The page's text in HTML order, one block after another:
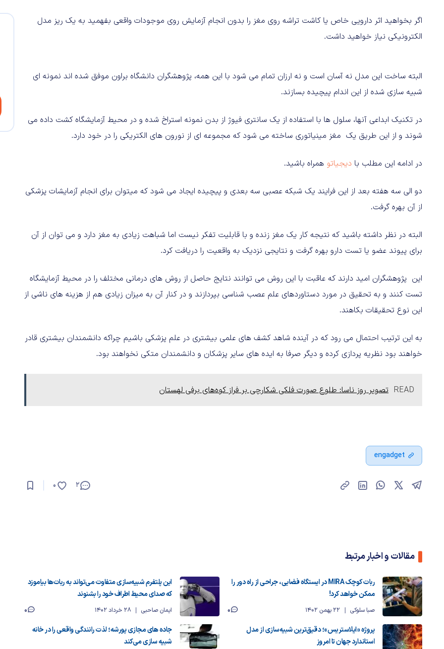
اگر بخواهید اثر دارویی خاص یا کاشت تراشه روی مغز را بدون انجام آزمایش روی موجودات واقعی بفهمید به یک ریز مدل
الکترونیکی نیاز خواهید داشت.
البته ساخت این مدل نه آسان است و نه ارزان تمام می شود با این همه، پژوهشگران دانشگاه براون موفق شده اند نمونه ای
شبیه سازی شده از این اندام پیچیده بسازند.
در تکنیک ابداعی آنها، سلول ها با استفاده از یک سانتری فیوژ از بدن نمونه استراخ شده و در محیط آزمایشگاه کشت داده می
شوند و از این طریق یک مغز مینیاتوری ساخته می شود که مجموعه ای از نورون های الکتریکی را در خود دارد.
در ادامه این مطلب با دیجیاتو همراه باشید.
دو الی سه هفته بعد از این فرایند یک شبکه عصبی سه بعدی و پیچیده ایجاد می شود که میتوان برای انجام آزمایشات پزشکی
از آن بهره گرفت.
البته در نظر داشته باشید که نتیجه کار یک مغز زنده و با قابلیت تفکر نیست اما شباهت زیادی به مغز دارد و می توان از آن
برای پیوند عضو یا تست دارو بهره گرفت و نتایجی نزدیک به واقعیت را دریافت کرد.
این پژوهشگران امید دارند که عاقبت با این روش می توانند نتایج حاصل از روش های درمانی مختلف را در محیط آزمایشگاه
تست کنند و به تحقیق در مورد دستاوردهای علم عصب شناسی بپردازند و در کنار آن به میزان زیادی هم از هزینه های ناشی از
این نوع تحقیقات بکاهند.
به این ترتیب احتمال می رود که در آینده شاهد کشف های علمی بیشتری در علم پزشکی باشیم چراکه دانشمندان بیشتری قادر
خواهند بود نظریه پردازی کرده و دیگر صرفا به ایده های سایر پزشکان و دانشمندان متکی نخواهند بود.
READ تصویر روز ناسا: طلوع صورت فلکی شکارچی بر فراز کوه‌های برفی لهستان
engadget
2
0
مقالات و اخبار مرتبط
ربات کوچک MIRA در ایستگاه فضایی، جراحی از راه دور را
ممکن خواهد کرد!
صبا سلوکی 22 بهمن 1402 0
این پلتفرم شبیه‌سازی متفاوت می‌تواند به ربات‌ها بیاموزد
که صدای محیط اطراف خود را بشنوند
ایمان صاحبی 28 خرداد 1402
0
پروژه «ایلاستریس»؛ دقیق‌ترین شبیه‌سازی از مدل
استاندارد جهان تا امروز
جاده های مجازی پورشه؛ لذت رانندگی واقعی را در خانه
شبیه سازی می‌کند